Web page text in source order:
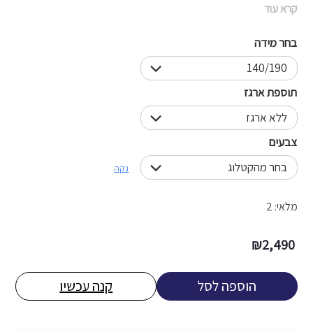
קרא עוד
בחר מידה
תוספת ארגז
צבעים
נקה
2,490
₪
מלאי: 2
הוספה לסל קנה עכשיו